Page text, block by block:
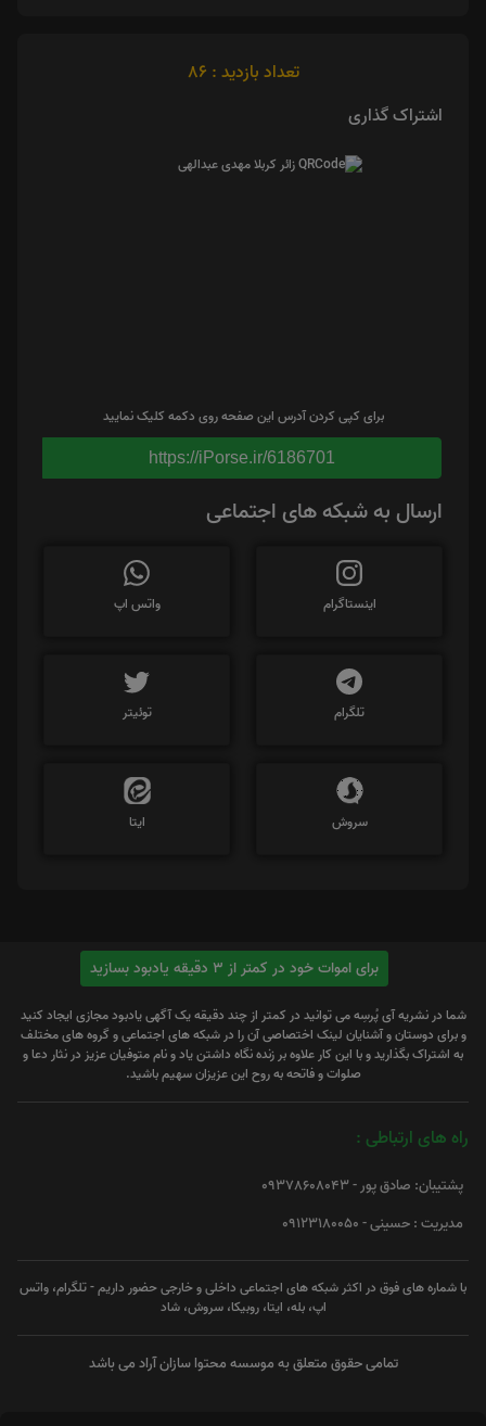
تعداد بازدید : 86
اشتراک گذاری
برای کپی کردن آدرس این صفحه روی دکمه کلیک نمایید
https://iPorse.ir/6186701
ارسال به شبکه های اجتماعی
اینستاگرام واتس اپ
تلگرام توئیتر
سروش ایتا
برای اموات خود در کمتر از 3 دقیقه یادبود بسازید
شما در نشریه آی پُرسِه می توانید در کمتر از چند دقیقه یک آگهی یادبود مجازی ایجاد کنید
و برای دوستان و آشنایان لینک اختصاصی آن را در شبکه های اجتماعی و گروه های مختلف
به اشتراک بگذارید و با این کار علاوه بر زنده نگاه داشتن یاد و نام متوفیان عزیز در نثار دعا و
صلوات و فاتحه به روح این عزیزان سهیم باشید.
راه های ارتباطی :
پشتیبان: صادق پور - 09378608043
مدیریت : حسینی - 09123180050
با شماره های فوق در اکثر شبکه های اجتماعی داخلی و خارجی حضور داریم - تلگرام، واتس
اپ، بله، ایتا، روبیکا، سروش، شاد
تمامی حقوق متعلق به موسسه محتوا سازان آراد می باشد